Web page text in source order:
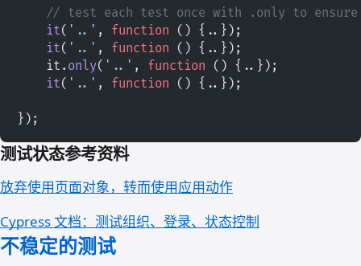
// test each test once with .only to
    it
( '..' , function () {..});
    it
( '..' , function () {..});
    it.
only( '..' , function () {..});
    it
( '..' , function () {..});
});
测试状态参考资料
放弃使用页面对象，转而使用应用动作
Cypress 文档：测试组织、登录、状态控制
不稳定的测试